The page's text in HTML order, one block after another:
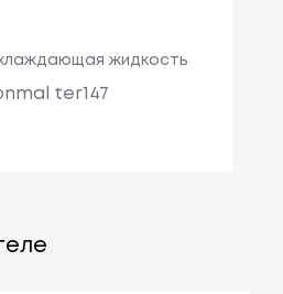
жидкость
ter147